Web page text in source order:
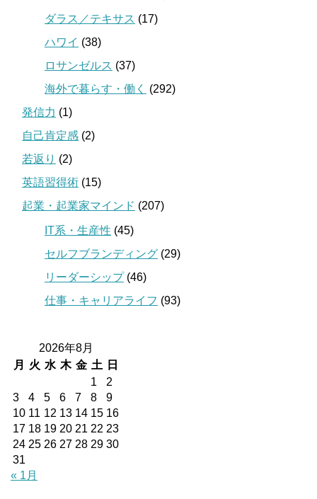
ダラス／テキサス (17)
ハワイ (38)
ロサンゼルス (37)
海外で暮らす・働く
(292)
発信力 (1)
自己肯定感 (2)
若返り (2)
英語習得術 (15)
起業・起業家マインド (207)
IT系・生産性 (45)
セルフブランディング (29)
リーダーシップ(46)
仕事・キャリアライフ (93)
2026年8月
月
火 水 木 金 土
日
1
2
3
4 5 6 7 8
9
10 11 12 13 14 15 16
17 18 19 20 21 22 23
24 25 26 27 28 29 30
31
« 1月